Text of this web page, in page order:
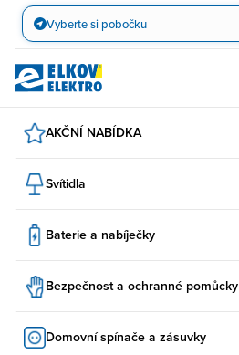
Přejít
obsah
Vyberte si pobočku
AKČNÍ NABÍDKA
Svítidla
Baterie a nabíječky
Bezpečnost a ochranné pomůcky
Domovní spínače a zásuvky